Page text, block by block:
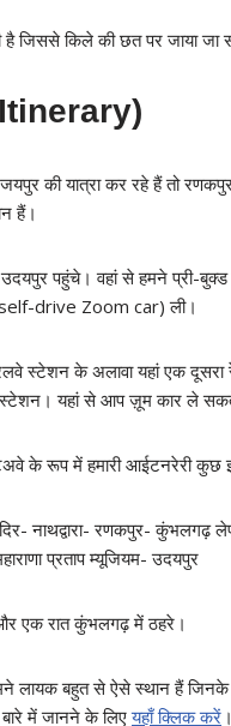
है जिससे किले की छत पर जाया जा
की यात्रा कर रहे हैं तो
हैं।
पहुंचे। वहां से हमने प्री-
drive Zoom car) ली।
स्टेशन के अलावा यहां एक दूसरा
स्टेशन। यहां से आप ज़ूम कार ले
के रूप में हमारी आईटनरेरी कुछ
नाथद्वारा- रणकपुर- कुंभलगढ़
प्रताप म्यूजियम- उदयपुर
एक रात कुंभलगढ़ में ठहरे।
लायक बहुत से ऐसे स्थान हैं जिनके
में जानने के लिएयहाँ क्लिक करें ।